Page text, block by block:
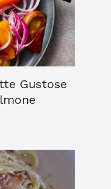
Gustose